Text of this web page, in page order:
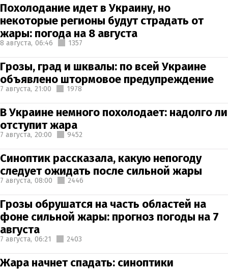
Похолодание идет в Украину, но
некоторые регионы будут страдать от
жары: погода на 8 августа
8 августа, 06:46 1357
Грозы, град и шквалы: по всей Украине
объявлено штормовое предупреждение
7 августа, 21:00 1978
В Украине немного похолодает: надолго ли
отступит жара
7 августа, 20:00 9452
Синоптик рассказала, какую непогоду
следует ожидать после сильной жары
7 августа, 08:00 2446
Грозы обрушатся на часть областей на
фоне сильной жары: прогноз погоды на 7
августа
7 августа, 06:21 2403
Жара начнет спадать: синоптики